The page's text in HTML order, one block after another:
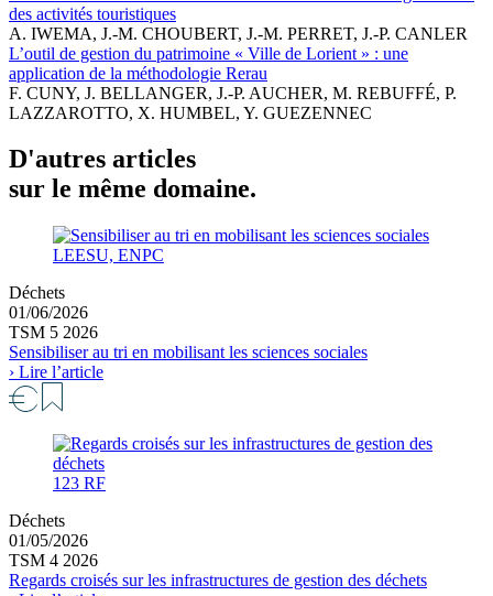
des activités touristiques
A. IWEMA, J.-M. CHOUBERT, J.-M. PERRET, J.-P. CANLER
L’outil de gestion du patrimoine « Ville de Lorient » : une
application de la méthodologie Rerau
F. CUNY, J. BELLANGER, J.-P. AUCHER, M. REBUFFÉ, P.
LAZZAROTTO, X. HUMBEL, Y. GUEZENNEC
D'autres articles
sur le même domaine.
LEESU, ENPC
Déchets
01/06/2026
TSM 5 2026
Sensibiliser au tri en mobilisant les sciences sociales
› Lire l’article
123 RF
Déchets
01/05/2026
TSM 4 2026
Regards croisés sur les infrastructures de gestion des déchets